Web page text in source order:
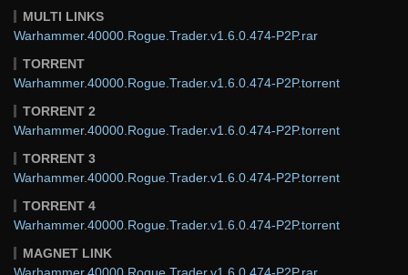
MULTI LINKS
Warhammer.40000.Rogue.Trader.v1.6.0.474-P2P.rar
TORRENT
Warhammer.40000.Rogue.Trader.v1.6.0.474-P2P.torrent
TORRENT 2
Warhammer.40000.Rogue.Trader.v1.6.0.474-P2P.torrent
TORRENT 3
Warhammer.40000.Rogue.Trader.v1.6.0.474-P2P.torrent
TORRENT 4
Warhammer.40000.Rogue.Trader.v1.6.0.474-P2P.torrent
MAGNET LINK